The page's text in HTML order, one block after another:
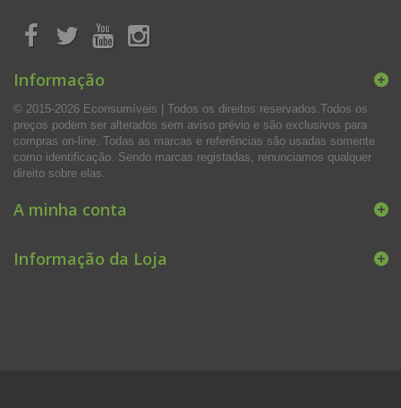
Informação
© 2015-2026 Econsumíveis | Todos os direitos reservados.Todos os
preços podem ser alterados sem aviso prévio e são exclusivos para
compras on-line. Todas as marcas e referências são usadas somente
como identificação. Sendo marcas registadas, renunciamos qualquer
direito sobre elas.
A minha conta
Informação da Loja